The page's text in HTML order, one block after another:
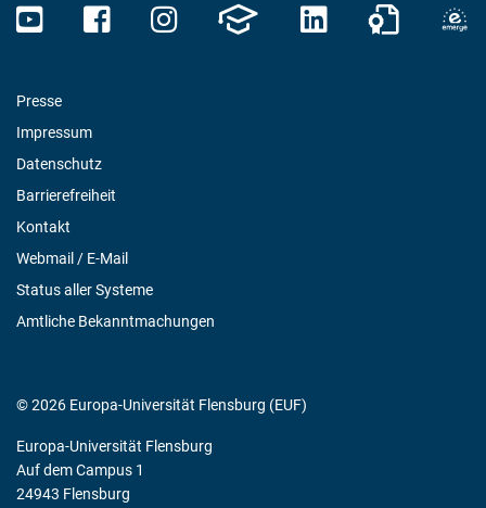
Presse
Impressum
Datenschutz
Barrierefreiheit
Kontakt
Webmail / E-Mail
Status aller Systeme
Amtliche Bekanntmachungen
© 2026 Europa-Universität Flensburg (EUF)
Europa-Universität Flensburg
Auf dem Campus 1
24943 Flensburg